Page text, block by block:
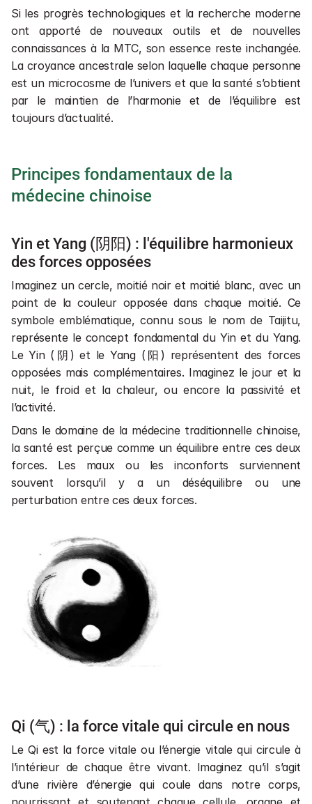
Si les progrès technologiques et la recherche moderne
ont apporté de nouveaux outils et de nouvelles
connaissances à la MTC, son essence reste inchangée.
La croyance ancestrale selon laquelle chaque personne
est un microcosme de l’univers et que la santé s’obtient
par le maintien de l’harmonie et de l’équilibre est
toujours d’actualité.
Principes fondamentaux de la
médecine chinoise
Yin et Yang (阴阳) : l'équilibre harmonieux
des forces opposées
Imaginez un cercle, moitié noir et moitié blanc, avec un
point de la couleur opposée dans chaque moitié. Ce
symbole emblématique, connu sous le nom de Taijitu,
représente le concept fondamental du Yin et du Yang.
Le Yin (阴) et le Yang (阳) représentent des forces
opposées mais complémentaires. Imaginez le jour et la
nuit, le froid et la chaleur, ou encore la passivité et
l’activité.
Dans le domaine de la médecine traditionnelle chinoise,
la santé est perçue comme un équilibre entre ces deux
forces. Les maux ou les inconforts surviennent
souvent lorsqu’il y a un déséquilibre ou une
perturbation entre ces deux forces.
Qi (气) : la force vitale qui circule en nous
Le Qi est la force vitale ou l’énergie vitale qui circule à
l’intérieur de chaque être vivant. Imaginez qu’il s’agit
d’une rivière d’énergie qui coule dans notre corps,